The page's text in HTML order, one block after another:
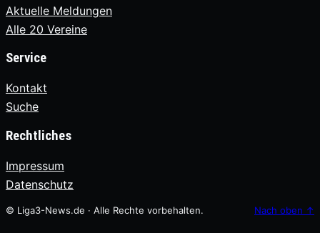
Aktuelle Meldungen
Alle 20 Vereine
Service
Kontakt
Suche
Rechtliches
Impressum
Datenschutz
© Liga3-News.de · Alle Rechte vorbehalten. Nach oben ↑